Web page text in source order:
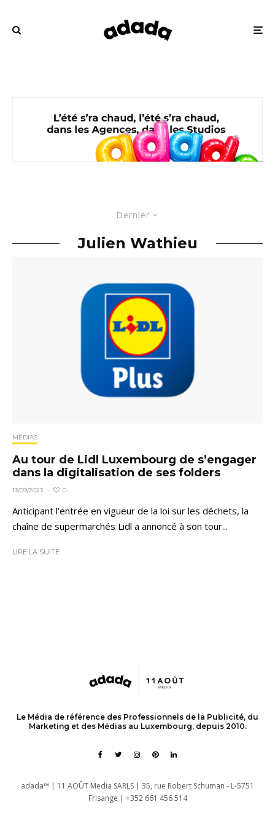
Dernier
Julien Wathieu
MÉDIAS
Au tour de Lidl Luxembourg de s’engager
dans la digitalisation de ses folders
13/09/2023 · 0
Anticipant l’entrée en vigueur de la loi sur les déchets, la
chaîne de supermarchés Lidl a annoncé à son tour...
LIRE LA SUITE
Le Média de référence des Professionnels de la Publicité, du
Marketing et des Médias au Luxembourg, depuis 2010.
adada™ | 11 AOÛT Media SARLS | 35, rue Robert Schuman - L-5751
Frisange | +352 661 456 514